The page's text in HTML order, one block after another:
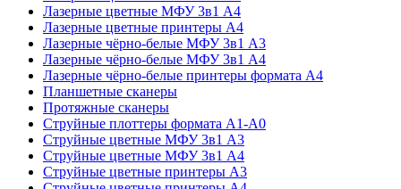
Лазерные цветные МФУ 3в1 А4
Лазерные цветные принтеры А4
Лазерные чёрно-белые МФУ 3в1 А3
Лазерные чёрно-белые МФУ 3в1 А4
Лазерные чёрно-белые принтеры формата А4
Планшетные сканеры
Протяжные сканеры
Струйные плоттеры формата А1-А0
Струйные цветные МФУ 3в1 А3
Струйные цветные МФУ 3в1 А4
Струйные цветные принтеры А3